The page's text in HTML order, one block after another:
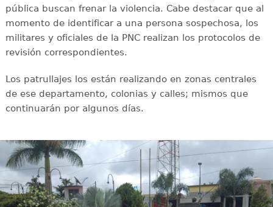
pública buscan frenar la violencia. Cabe destacar que al
momento de identificar a una persona sospechosa, los
militares y oficiales de la PNC realizan los protocolos de
revisión correspondientes.
Los patrullajes los están realizando en zonas centrales
de ese departamento, colonias y calles; mismos que
continuarán por algunos días.